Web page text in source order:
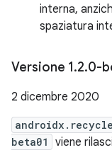
interna,
spaziatura
Versione 1.2.0-
2 dicembre 2020
beta01
viene